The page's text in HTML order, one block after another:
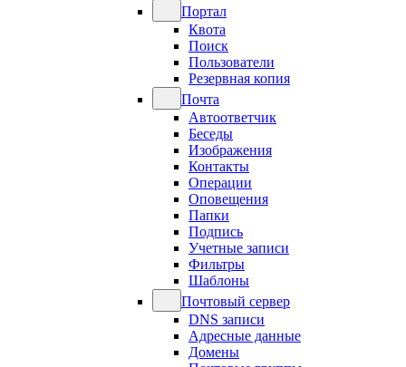
Портал
Квота
Поиск
Пользователи
Резервная копия
Почта
Автоответчик
Беседы
Изображения
Контакты
Операции
Оповещения
Папки
Подпись
Учетные записи
Фильтры
Шаблоны
Почтовый сервер
DNS записи
Адресные данные
Домены